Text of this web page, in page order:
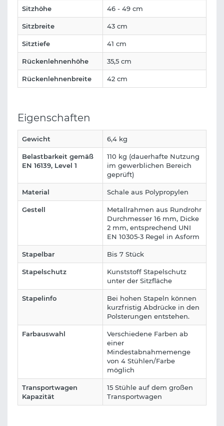
Sitzhöhe 46 - 49 cm
Sitzbreite 43 cm
Sitztiefe 41 cm
Rückenlehnenhöhe 35,5 cm
Rückenlehnenbreite 42 cm
Eigenschaften
Gewicht 6,4 kg
Belastbarkeit gemäß
EN 16139, Level 1
110 kg (dauerhafte Nutzung
im gewerblichen Bereich
geprüft)
Material Schale aus Polypropylen
Gestell
Metallrahmen aus Rundrohr
Durchmesser 16 mm, Dicke
2 mm, entsprechend UNI
EN 10305-3 Regel in Asform
Stapelbar Bis 7 Stück
Stapelschutz
Kunststoff Stapelschutz
unter der Sitzfläche
Stapelinfo
Bei hohen Stapeln können
kurzfristig Abdrücke in den
Polsterungen entstehen.
Farbauswahl
Verschiedene Farben ab
einer
Mindestabnahmemenge
von 4 Stühlen/Farbe
möglich
Transportwagen
Kapazität
15 Stühle auf dem großen
Transportwagen